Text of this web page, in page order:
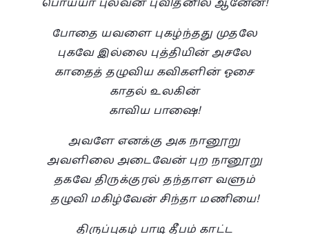
போதை யவளை புகழ்ந்தது முதலே
புகவே இல்லை புத்தியின் அசலே
காதைத் தழுவிய கவிகளின் ஓசை
காதல் உலகின்
காவிய பாஷை!
அவளே எனக்கு அக நானூறு
அவளிலை அடைவேன் புற நானூறு
தகவே திருக்குரல் தந்தாள வளும்
தழுவி மகிழ்வேன் சிந்தா மணியை!
திருப்புகழ் பாடி தீபம் காட்ட